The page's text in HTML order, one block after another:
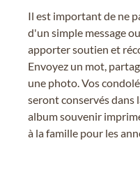
Il est important de ne
d'un simple message
apporter soutien et
Envoyez un mot,
une photo. Vos
seront conservés dans
album souvenir
à la famille pour les